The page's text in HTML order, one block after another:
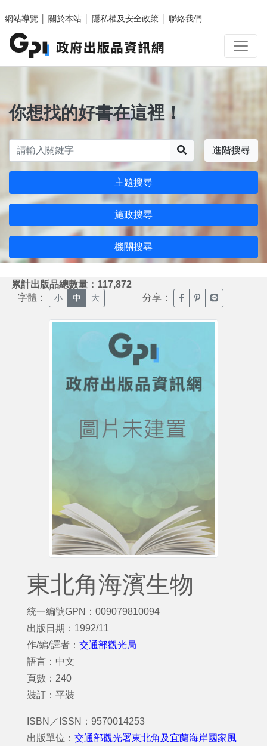
網站導覽
關於本站 隱私權及安全政策 聯絡我們
你想找的好書在這裡！
進階搜尋
主題搜尋
施政搜尋
機關搜尋
累計出版品總數量：117,872
字體： 小 中 大 分享： 臉書分享(另開新視窗)
噗浪分享(另開新
Line分享(另
東北角海濱生物
統一編號GPN：009079810094
出版日期：1992/11
作/編/譯者： 交通部觀光局
語言：中文
頁數：240
裝訂：平裝
ISBN／ISSN：9570014253
出版單位： 交通部觀光署東北角及宜蘭海岸國家風